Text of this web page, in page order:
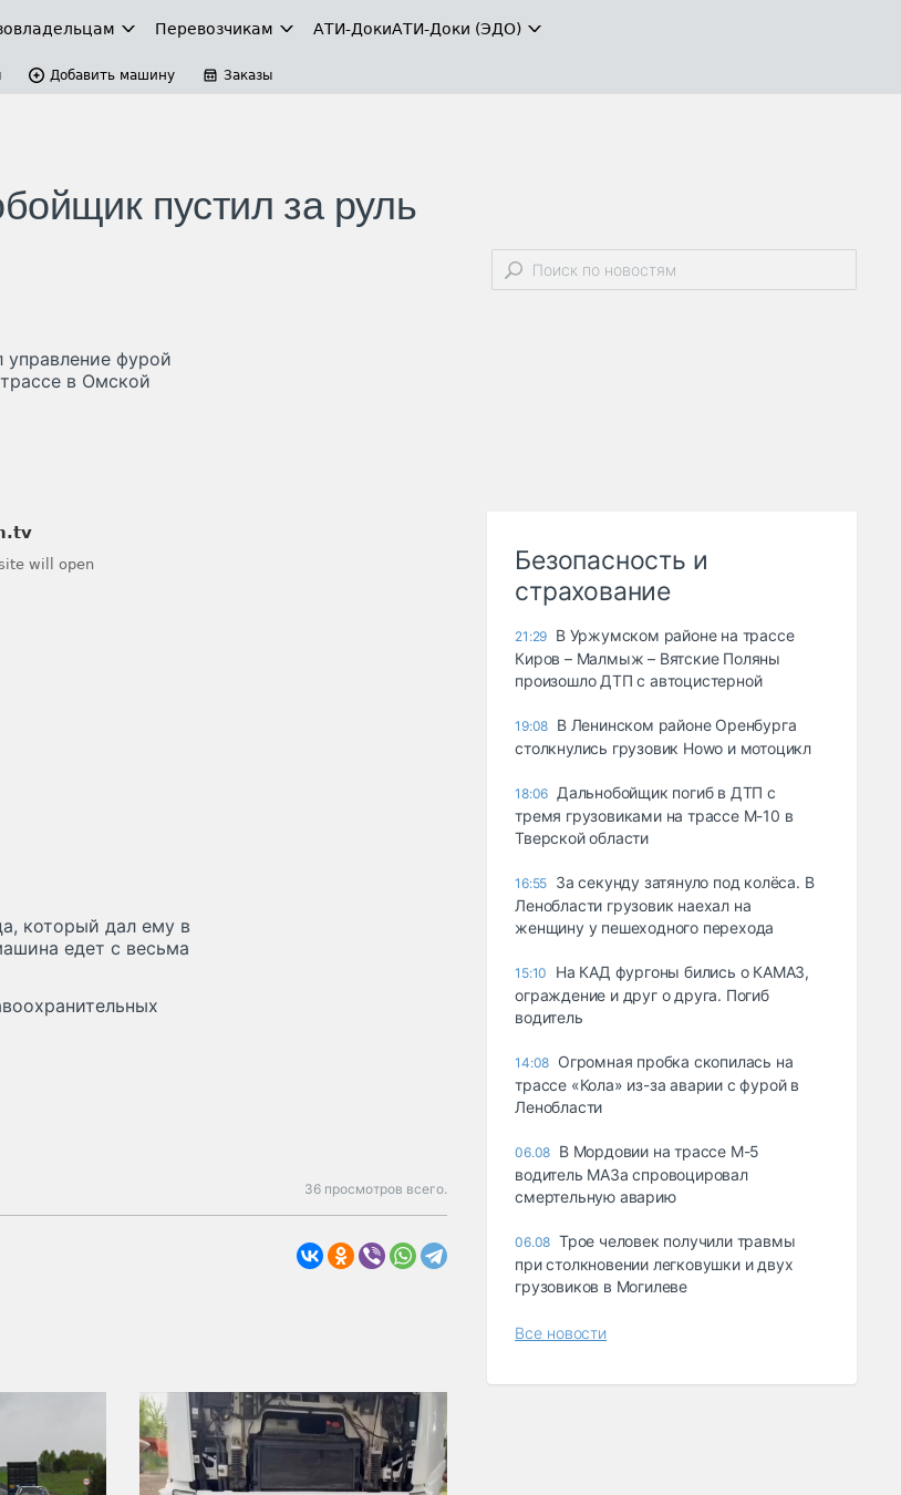
Перевозчикам АТИ-ДокиАТИ-Доки (ЭДО)
Добавить машину Заказы
пустил за руль
фурой
в Омской
который дал ему в
едет с весьма
36 просмотров всего.
Безопасность и
страхование
21:29 В Уржумском районе на трассе
Киров – Малмыж – Вятские Поляны
произошло ДТП с автоцистерной
19:08 В Ленинском районе Оренбурга
столкнулись грузовик Howo и мотоцикл
18:06 Дальнобойщик погиб в ДТП с
тремя грузовиками на трассе М-10 в
Тверской области
16:55 За секунду затянуло под колёса. В
Ленобласти грузовик наехал на
женщину у пешеходного перехода
15:10
На КАД фургоны бились о КАМАЗ,
ограждение и друг о друга. Погиб
водитель
14:08 Огромная пробка скопилась на
трассе «Кола» из-за аварии с фурой в
Ленобласти
06.08 В Мордовии на трассе М-5
водитель МАЗа спровоцировал
смертельную аварию
06.08 Трое человек получили травмы
при столкновении легковушки и двух
грузовиков в Могилеве
Все новости